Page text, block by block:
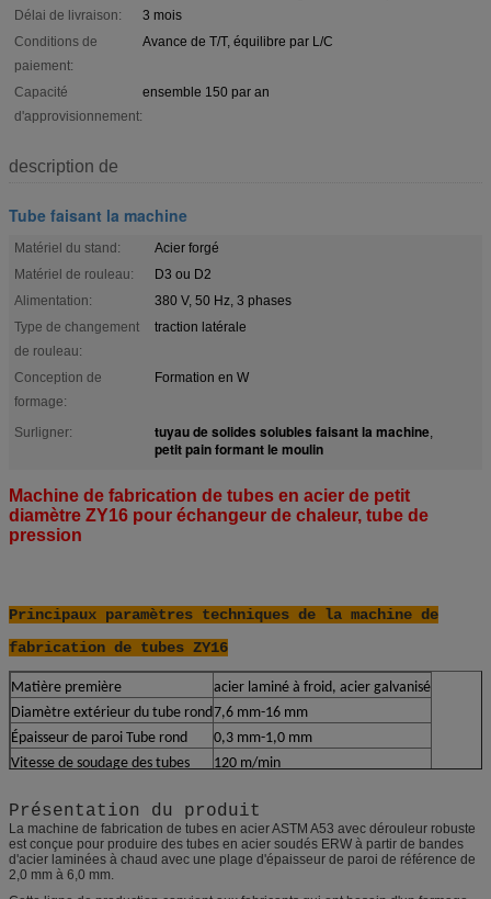
Délai de livraison:
3 mois
Conditions de
paiement:
Avance de T/T, équilibre par L/C
Capacité
d'approvisionnement:
ensemble 150 par an
description de
Tube faisant la machine
Matériel du stand:
Acier forgé
Matériel de rouleau:
D3 ou D2
Alimentation:
380 V, 50 Hz, 3 phases
Type de changement
de rouleau:
traction latérale
Conception de
formage:
Formation en W
Surligner: tuyau de solides solubles faisant la machine,
petit pain formant le moulin
Machine de fabrication de tubes en acier de petit
diamètre ZY16 pour échangeur de chaleur, tube de
pression
Principaux paramètres techniques de la machine de
fabrication de tubes ZY16
Matière première
acier laminé à froid, acier galvanisé
Diamètre extérieur du tube rond7,6 mm-16 mm
Épaisseur de paroi Tube rond
0,3 mm-1,0 mm
Vitesse de soudage des tubes
120 m/min
Présentation du produit
La machine de fabrication de tubes en acier ASTM A53 avec dérouleur robuste
est conçue pour produire des tubes en acier soudés ERW à partir de bandes
d'acier laminées à chaud avec une plage d'épaisseur de paroi de référence de
2,0 mm à 6,0 mm.